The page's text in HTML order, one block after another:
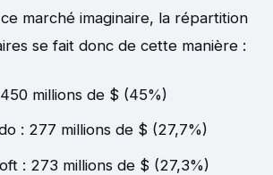
marché imaginaire, la répartition
se fait donc de cette manière :
millions de $ (45%)
: 277 millions de $ (27,7%)
: 273 millions de $ (27,3%)